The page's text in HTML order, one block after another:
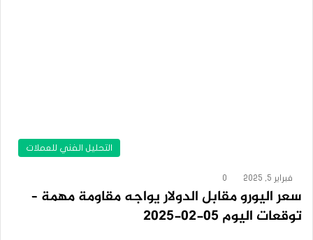
التحليل الفني للعملات
فبراير 5, 2025 0
سعر اليورو مقابل الدولار يواجه مقاومة مهمة –
توقعات اليوم 05-02-2025